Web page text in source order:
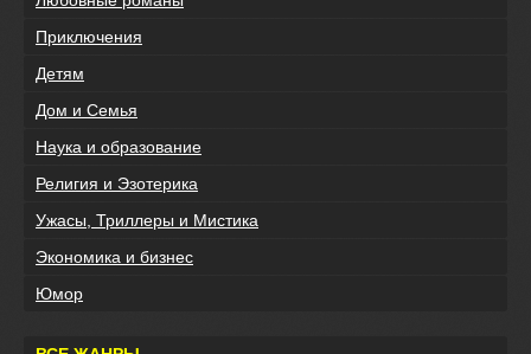
Приключения
Детям
Дом и Семья
Наука и образование
Религия и Эзотерика
Ужасы, Триллеры и Мистика
Экономика и бизнес
Юмор